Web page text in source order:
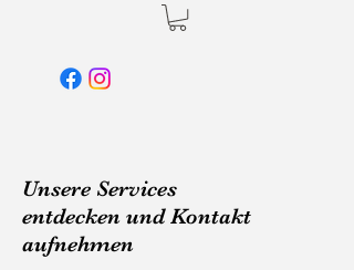
Unsere Services
entdecken und Kontakt
aufnehmen